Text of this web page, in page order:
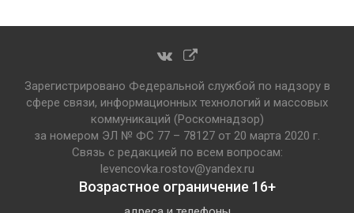
Зарегистрировано Федеральной службой по надзору в
сфере связи, информационных технологий и массовых
коммуникаций (Роскомнадзор)
за номером ЭЛ № ФС 77 – 78127 от 20 марта 2020 г.
Связь с редакцией по всем вопросам:
levencovka.rostov@yandex.ru
Возрастное ограничение 16+